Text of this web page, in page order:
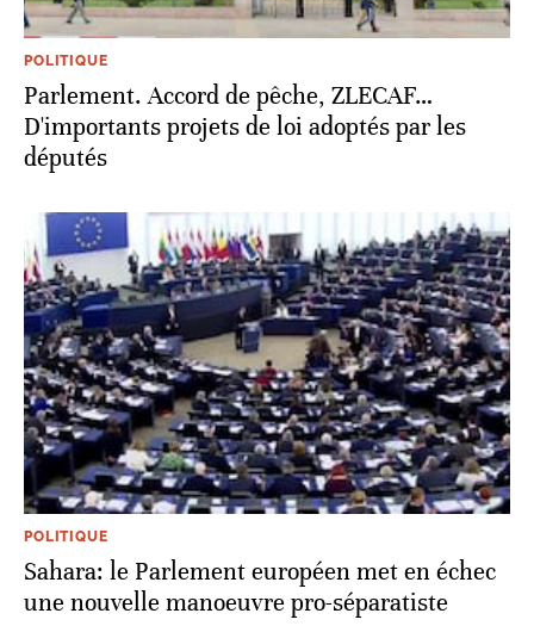
POLITIQUE
Parlement. Accord de pêche, ZLECAF…
D'importants projets de loi adoptés par les
députés
POLITIQUE
Sahara: le Parlement européen met en échec
une nouvelle manoeuvre pro-séparatiste